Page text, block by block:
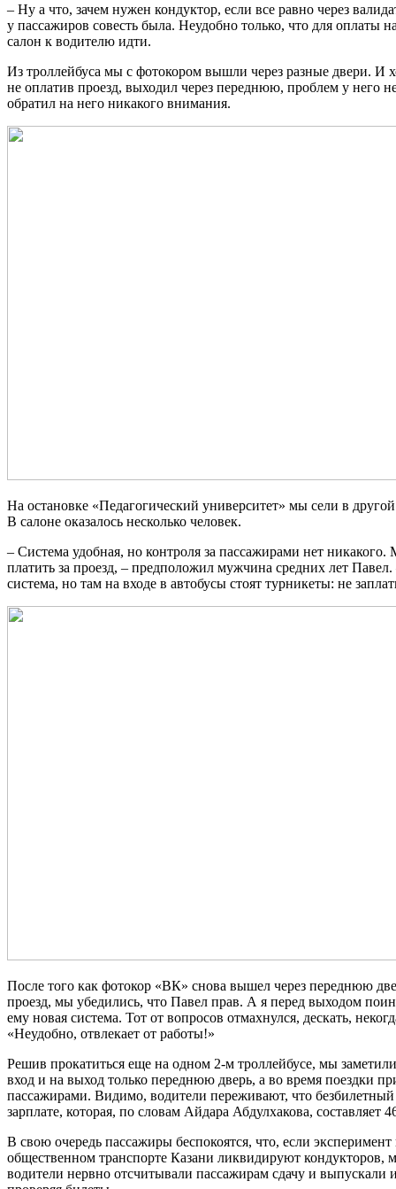
– Ну а что, зачем нужен кондуктор, если все равно через
у пассажиров совесть была. Неудобно только, что для оплаты
салон к водителю идти.
Из троллейбуса мы с фотокором вышли через разные двери. И
не оплатив проезд, выходил через переднюю, проблем у него
обратил на него никакого внимания.
На остановке «Педагогический университет» мы сели в
В салоне оказалось несколько человек.
– Система удобная, но контроля за пассажирами нет никакого.
платить за проезд, – предположил мужчина средних лет
система, но там на входе в автобусы стоят турникеты: не
После того как фотокор «ВК» снова вышел через переднюю
проезд, мы убедились, что Павел прав. А я перед выходом
ему новая система. Тот от вопросов отмахнулся, дескать,
«Неудобно, отвлекает от работы!»
Решив прокатиться еще на одном 2-м троллейбусе, мы
вход и на выход только переднюю дверь, а во время поездки
пассажирами. Видимо, водители переживают, что безбилетный
зарплате, которая, по словам Айдара Абдулхакова, составляет
В свою очередь пассажиры беспокоятся, что, если
общественном транспорте Казани ликвидируют кондукторов,
водители нервно отсчитывали пассажирам сдачу и выпускали